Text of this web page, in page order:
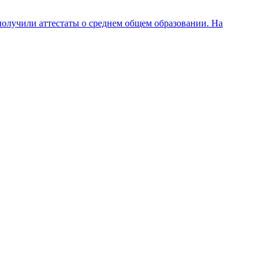
аттестаты о среднем общем образовании. На